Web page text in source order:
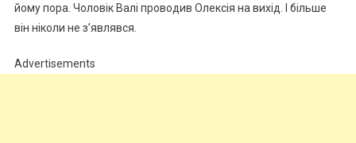
йому пора. Чоловік Валі проводив Олексія на вихід. І більше
він ніколи не з’являвся.
Advertisements